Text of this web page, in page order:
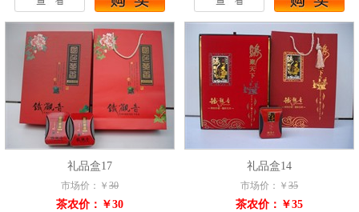
礼品盒17
市场价：￥ 30
茶农价：￥30
礼品盒14
市场价：￥ 35
茶农价：￥35